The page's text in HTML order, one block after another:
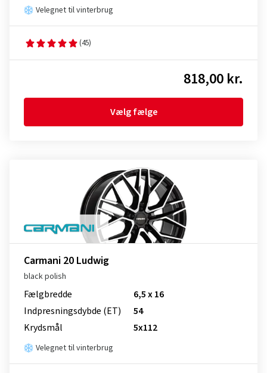
Velegnet til vinterbrug
(45)
818,00 kr.
Vælg fælge
Carmani 20 Ludwig
black polish
Fælgbredde
6,5 x 16
Indpresnings­dybde (ET)
54
Krydsmål
5x112
Velegnet til vinterbrug